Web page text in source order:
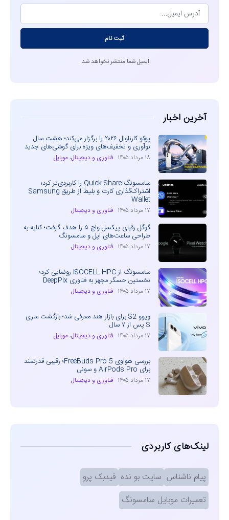
ثبت نام
ایمیل شما منتشر نخواهد شد.
آخرین اخبار
پوکو کارناوال ۲۰۲۶ را برگزار می‌کند؛ هشت سال
نوآوری و تخفیف‌های ویژه برای گوشی‌های جدید
۱۸ مرداد ۱۴۰۵ فناوری و دیجیتال، موبایل
سامسونگ Quick Share را کاربردی‌تر کرد؛
اشتراک‌گذاری کارت و بلیط از طریق Samsung
Wallet
۱۷ مرداد ۱۴۰۵ فناوری و دیجیتال
گوگل رقبای پیکسل واچ ۵ را هدف گرفت؛ کنایه به
طراحی ساعت‌های اپل و سامسونگ
۱۷ مرداد ۱۴۰۵ فناوری و دیجیتال
سامسونگ از ISOCELL HPC رونمایی کرد؛
نخستین حسگر مجهز به فناوری DeepPix
۱۷ مرداد ۱۴۰۵ فناوری و دیجیتال
ویوو S2 برای بازار هند معرفی شد؛ بازگشت سری
S پس از ۷ سال
۱۷ مرداد ۱۴۰۵ فناوری و دیجیتال، موبایل
بررسی هواوی FreeBuds Pro 5؛ رقیبی قدرتمند
برای AirPods Pro و سونی
۱۷ مرداد ۱۴۰۵ فناوری و دیجیتال
لینک‌های کاربردی
پیام ناشناس سایت بو نده فیدبک پرو
تعمیرات موبایل سامسونگ